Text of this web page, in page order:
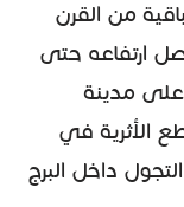
من القرن
ارتفاعه حتى
على مدينة
الأثرية في
داخل البرج